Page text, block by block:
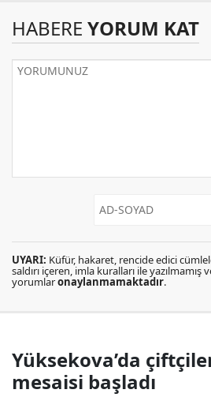
HABERE YORUM KAT
UYARI: Küfür, hakaret, rencide edici
saldırı içeren, imla kuralları ile yazılmamış
yorumlaronaylanmamaktadır.
Yüksekova’da
mesaisi başladı